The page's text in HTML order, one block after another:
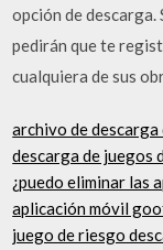
opción de
pedirán que te
cualquiera de sus
archivo de
descarga de juegos
¿puedo eliminar las
aplicación móvil
juego de riesgo